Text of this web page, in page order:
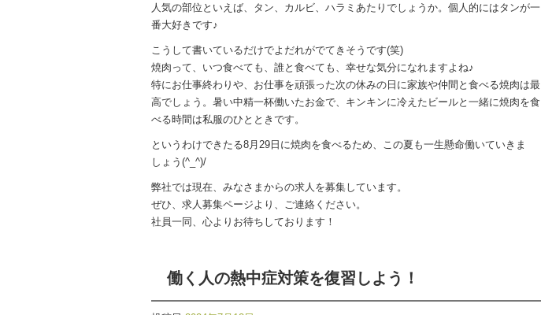
人気の部位といえば、タン、カルビ、ハラミあたりでしょうか。個人的にはタンが一
番大好きです♪
こうして書いているだけでよだれがでてきそうです(笑)
焼肉って、いつ食べても、誰と食べても、幸せな気分になれますよね♪
特にお仕事終わりや、お仕事を頑張った次の休みの日に家族や仲間と食べる焼肉は最
高でしょう。暑い中精一杯働いたお金で、キンキンに冷えたビールと一緒に焼肉を食
べる時間は私服のひとときです。
というわけできたる8月29日に焼肉を食べるため、この夏も一生懸命働いていきま
しょう(^_^)/
弊社では現在、みなさまからの求人を募集しています。
ぜひ、求人募集ページより、ご連絡ください。
社員一同、心よりお待ちしております！
働く人の熱中症対策を復習しよう！